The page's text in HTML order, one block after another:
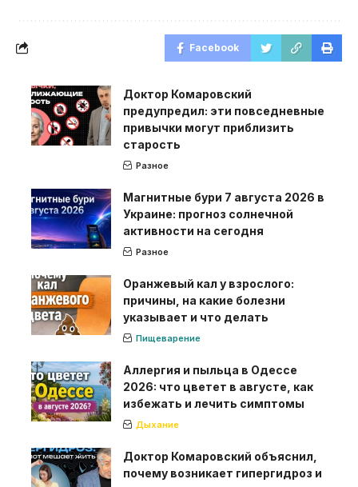
Facebook
Доктор Комаровский
предупредил: эти повседневные
привычки могут приблизить
старость
Разное
Магнитные бури 7 августа 2026 в
Украине: прогноз солнечной
активности на сегодня
Разное
Оранжевый кал у взрослого:
причины, на какие болезни
указывает и что делать
Пищеварение
Аллергия и пыльца в Одессе
2026: что цветет в августе, как
избежать и лечить симптомы
Дыхание
Доктор Комаровский объяснил,
почему возникает гипергидроз и